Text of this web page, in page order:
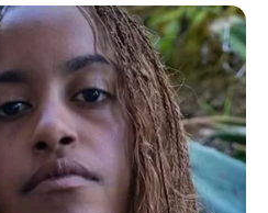
Como reaproveitar caixas
de cereal fazendo um diário